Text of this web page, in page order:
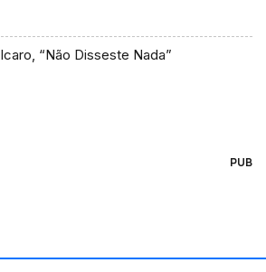
Icaro, “Não Disseste Nada”
PUB